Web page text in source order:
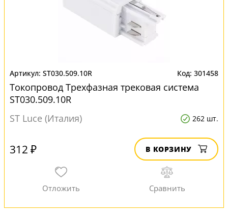
ST030.509.10R 301458
Токопровод Трехфазная трековая система
ST030.509.10R
ST Luce (Италия)
262 шт.
312 ₽ В КОРЗИНУ